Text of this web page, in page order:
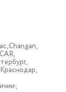
Changan,